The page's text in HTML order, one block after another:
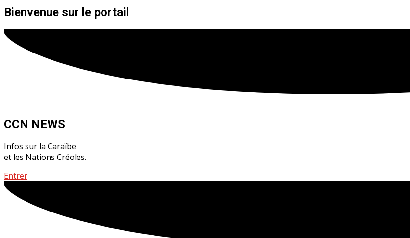
Bienvenue sur le portail
CCN NEWS
Infos sur la Caraïbe
et les Nations Créoles.
Entrer